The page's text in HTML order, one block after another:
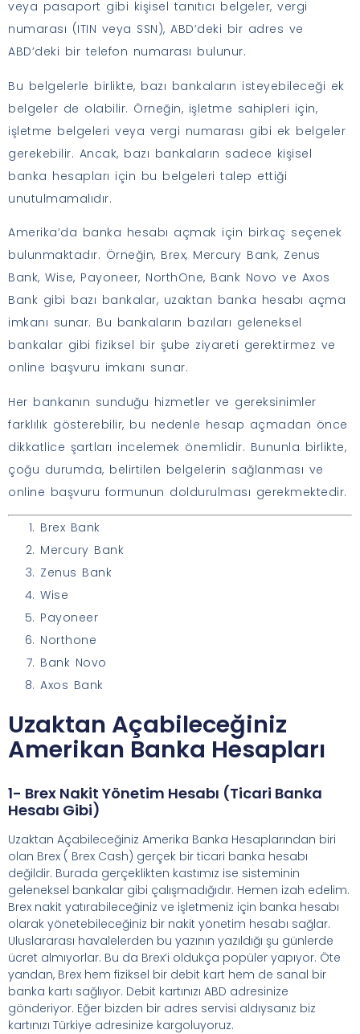
veya pasaport gibi kişisel tanıtıcı belgeler, vergi
numarası (ITIN veya SSN), ABD’deki bir adres ve
ABD’deki bir telefon numarası bulunur.
Bu belgelerle birlikte, bazı bankaların isteyebileceği ek
belgeler de olabilir. Örneğin, işletme sahipleri için,
işletme belgeleri veya vergi numarası gibi ek belgeler
gerekebilir. Ancak, bazı bankaların sadece kişisel
banka hesapları için bu belgeleri talep ettiği
unutulmamalıdır.
Amerika’da banka hesabı açmak için birkaç seçenek
bulunmaktadır. Örneğin, Brex, Mercury Bank, Zenus
Bank, Wise, Payoneer, NorthOne, Bank Novo ve Axos
Bank gibi bazı bankalar, uzaktan banka hesabı açma
imkanı sunar. Bu bankaların bazıları geleneksel
bankalar gibi fiziksel bir şube ziyareti gerektirmez ve
online başvuru imkanı sunar.
Her bankanın sunduğu hizmetler ve gereksinimler
farklılık gösterebilir, bu nedenle hesap açmadan önce
dikkatlice şartları incelemek önemlidir. Bununla birlikte,
çoğu durumda, belirtilen belgelerin sağlanması ve
online başvuru formunun doldurulması gerekmektedir.
Brex Bank
Mercury Bank
Zenus Bank
Wise
Payoneer
Northone
Bank Novo
Axos Bank
Uzaktan Açabileceğiniz
Amerikan Banka Hesapları
1- Brex Nakit Yönetim Hesabı (ticari Banka
Hesabı Gibi)
Uzaktan Açabileceğiniz Amerika Banka Hesaplarından biri
olan Brex ( Brex Cash) gerçek bir ticari banka hesabı
değildir. Burada gerçeklikten kastımız ise sisteminin
geleneksel bankalar gibi çalışmadığıdır. Hemen izah edelim.
Brex nakit yatırabileceğiniz ve işletmeniz için banka hesabı
olarak yönetebileceğiniz bir nakit yönetim hesabı sağlar.
Uluslararası havalelerden bu yazının yazıldığı şu günlerde
ücret almıyorlar. Bu da Brex’i oldukça popüler yapıyor. Öte
yandan, Brex hem fiziksel bir debit kart hem de sanal bir
banka kartı sağlıyor. Debit kartınızı ABD adresinize
gönderiyor. Eğer bizden bir adres servisi aldıysanız biz
kartınızı Türkiye adresinize kargoluyoruz.